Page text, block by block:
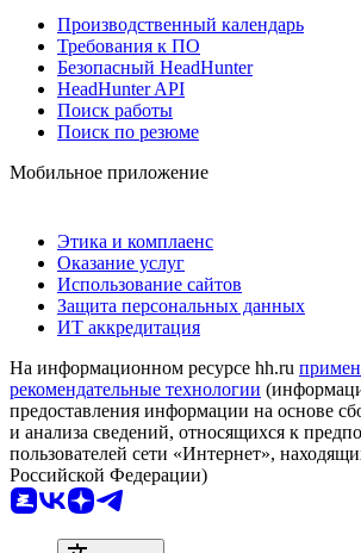
Производственный календарь
Требования к ПО
Безопасный HeadHunter
HeadHunter API
Поиск работы
Поиск по резюме
Мобильное приложение
Этика и комплаенс
Оказание услуг
Использование сайтов
Защита персональных данных
ИТ аккредитация
На информационном ресурсе hh.ru
рекомендательные технологии
предоставления информации на основе
и анализа сведений, относящихся к
пользователей сети «Интернет»,
Российской Федерации)